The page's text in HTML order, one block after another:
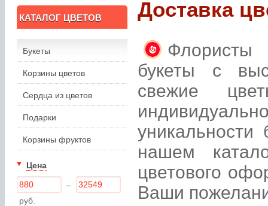
КАТАЛОГ ЦВЕТОВ
Букеты
Корзины цветов
Сердца из цветов
Подарки
Корзины фруктов
Цена
–
руб.
Доставка
Флористы
букеты с
свежие
нашем
цветового
Ваши